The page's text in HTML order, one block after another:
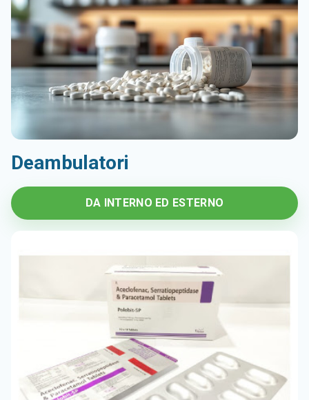
Deambulatori
DA INTERNO ED ESTERNO